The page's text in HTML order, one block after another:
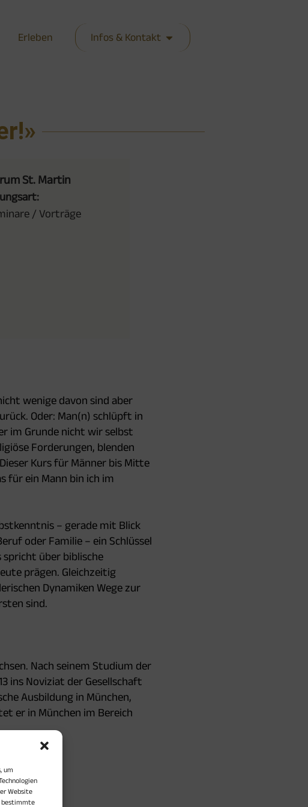
um
Website
bestimmte
Erleben Infos & Kontakt
St. Martin
/ Vorträge
wenige davon sind aber
Oder: Man(n) schlüpft in
im Grunde nicht wir selbst
Forderungen, blenden
Kurs für Männer bis Mitte
für ein Mann bin ich im
– gerade mit Blick
oder Familie – ein Schlüssel
spricht über biblische
prägen. Gleichzeitig
Dynamiken Wege zur
sind.
Nach seinem Studium der
ins Noviziat der Gesellschaft
Ausbildung in München,
er in München im Bereich